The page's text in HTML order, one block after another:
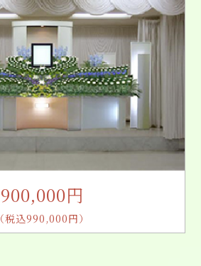
900,000円
（税込990,000円）